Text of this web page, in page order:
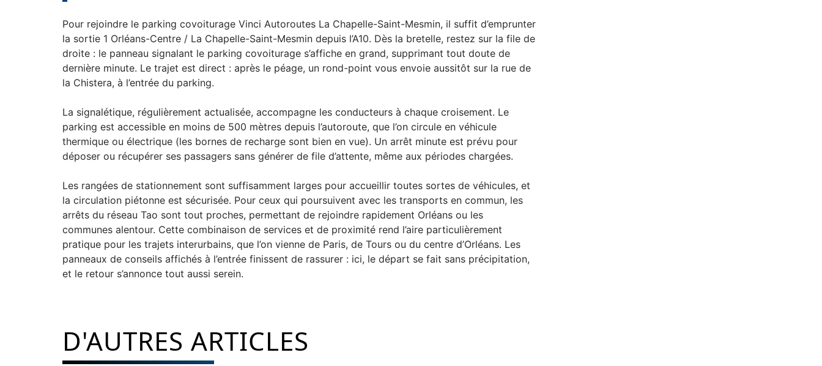
Pour rejoindre le parking covoiturage Vinci Autoroutes La Chapelle-Saint-Mesmin, il suffit d’emprunter
la sortie 1 Orléans-Centre / La Chapelle-Saint-Mesmin depuis l’A10. Dès la bretelle, restez sur la file de
droite : le panneau signalant le parking covoiturage s’affiche en grand, supprimant tout doute de
dernière minute. Le trajet est direct : après le péage, un rond-point vous envoie aussitôt sur la rue de
la Chistera, à l’entrée du parking.
La signalétique, régulièrement actualisée, accompagne les conducteurs à chaque croisement. Le
parking est accessible en moins de 500 mètres depuis l’autoroute, que l’on circule en véhicule
thermique ou électrique (les bornes de recharge sont bien en vue). Un arrêt minute est prévu pour
déposer ou récupérer ses passagers sans générer de file d’attente, même aux périodes chargées.
Les rangées de stationnement sont suffisamment larges pour accueillir toutes sortes de véhicules, et
la circulation piétonne est sécurisée. Pour ceux qui poursuivent avec les transports en commun, les
arrêts du réseau Tao sont tout proches, permettant de rejoindre rapidement Orléans ou les
communes alentour. Cette combinaison de services et de proximité rend l’aire particulièrement
pratique pour les trajets interurbains, que l’on vienne de Paris, de Tours ou du centre d’Orléans. Les
panneaux de conseils affichés à l’entrée finissent de rassurer : ici, le départ se fait sans précipitation,
et le retour s’annonce tout aussi serein.
D'AUTRES ARTICLES